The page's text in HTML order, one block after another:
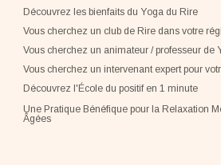
Découvrez les bienfaits du Yoga du Rire
Vous cherchez un club de Rire dans votre
Vous cherchez un animateur / professeur de
Vous cherchez un intervenant expert pour
Découvrez l'École du positif en 1 minute
Une Pratique Bénéfique pour la Relaxation
Âgées